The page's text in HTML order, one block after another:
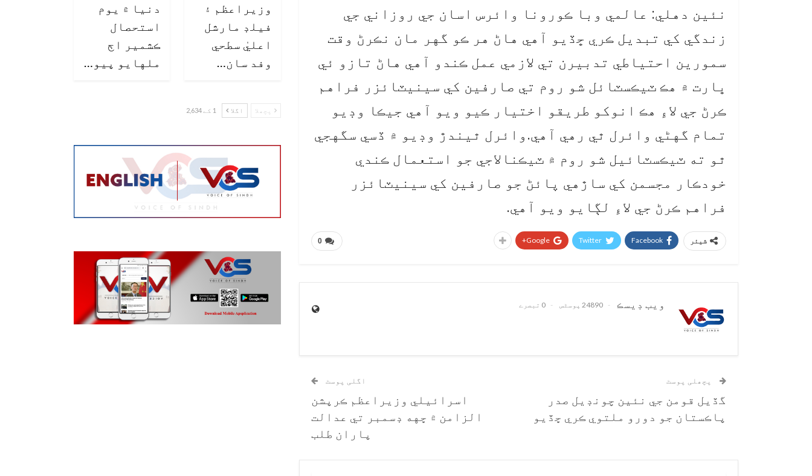
نئين دهلي: عالمي وبا ڪورونا وائرس اسان جي روزاني جي
زندگي کي تبديل ڪري ڇڏيو آهي هاڻ هر ڪو گهر مان نڪرڻ وقت
سمورين احتياطي تدبيرن تي لازمي عمل ڪندو آهي هاڻ تازو ئي
ڀارت ۾ هڪ ٽيڪسٽائل شو روم تي صارفين کي سينيٽائزر فراهم
ڪرڻ جي لاءِ هڪ انوکو طريقو اختيار ڪيو ويو آهي جيڪا وڊيو
تمام گهڻي وائرل ٿي رهي آهي.وائرل ٿيندڙ وڊيو ۾ ڏسي سگهجي
ٿو ته ٽيڪسٽائيل شو روم ۾ ٽيڪنالاجي جو استعمال ڪندي
خودڪار مجسمن کي ساڙهي پائڻ جو صارفين کي سينيٽائزر
فراهم ڪرڻ جي لاءِ لڳايو ويو آهي.
0 شیئر Facebook
Twitter
Google+
ويب ڊيسڪ 24890 پوسٹس 0 تبصرے
پچھلی پوسٹ
گڏيل قومن جي نئين چونڊيل صدر
پاڪستان جو دورو ملتوي ڪري ڇڏيو
اگلی پوسٹ
اسرائيلي وزيراعظم ڪرپشن
الزامن ۾ ڇهه ڊسمبر تي عدالت
پاران طلب
وزيراعظم ۽
فيلڊ مارشل
اعليٰ سطحي
وفد سان…
دنيا ۾ يوم
استحصال
ڪشمير اڄ
ملهايو پيو…
پچھلا اگلا 1 کے 2,634